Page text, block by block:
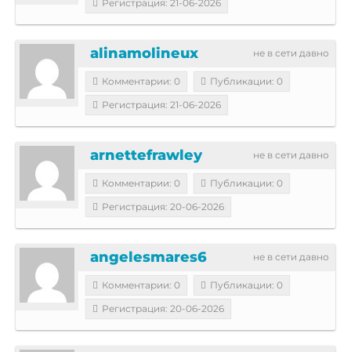
Регистрация: 21-06-2026
не в сети давно
alinamolineux
Комментарии: 0
Публикации: 0
Регистрация: 21-06-2026
не в сети давно
arnettefrawley
Комментарии: 0
Публикации: 0
Регистрация: 20-06-2026
не в сети давно
angelesmares6
Комментарии: 0
Публикации: 0
Регистрация: 20-06-2026